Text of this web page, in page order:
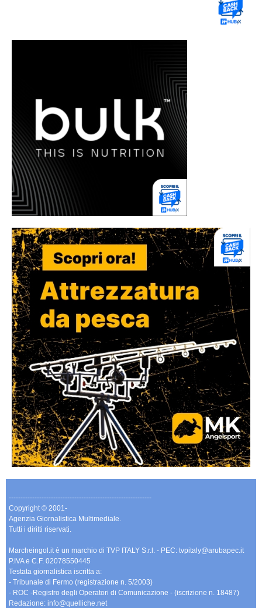
-------------------------------------------------------------
Copyright © 2001-
Agenzia Giornalistica Multimediale.
Tutti i diritti riservati.
Marcheingol.it è un marchio di TVP ITALY S.r.l. - PEC: tvpitaly@arubapec.it
P.IVA e C.F. 02078550445
Testata giornalistica iscritta a:
- Tribunale di Fermo (registrazione n. 5/2003)
- ROC -Registro degli Operatori di Comunicazione - (iscrizione n. 18487)
Redazione: info@quelliche.net